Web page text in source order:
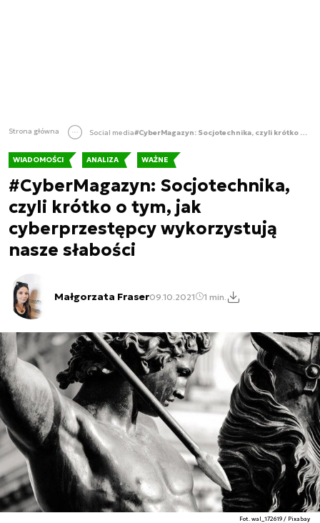
Strona główna Social media #CyberMagazyn: Socjotechnika, czyli krótko o tym, jak cyberprzestępcy wykorzystują nasze słabości
WIADOMOŚCI ANALIZA WAŻNE
#CyberMagazyn: Socjotechnika,
czyli krótko o tym, jak
cyberprzestępcy wykorzystują
nasze słabości
Małgorzata Fraser09.10.2021 1 min.
Fot. wal_172619 / Pixabay